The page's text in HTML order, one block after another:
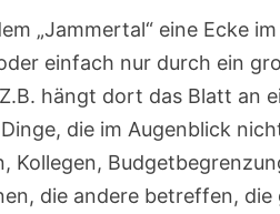
„Jammertal“ eine Ecke
einfach nur durch ein
hängt dort das Blatt an
die im Augenblick
Kollegen,
die andere betreffen,